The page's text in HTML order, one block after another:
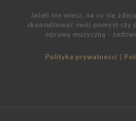
Jeżeli nie wiesz, na co się
skonsultować swój pomysł czy
oprawę muzyczną -
Polityka prywatności